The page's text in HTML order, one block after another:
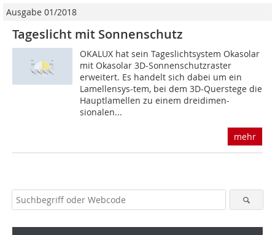
Ausgabe 01/2018
Tageslicht mit Sonnenschutz
OKALUX hat sein Tageslichtsystem Okasolar
mit Okasolar 3D-Sonnenschutzraster
erweitert. Es handelt sich dabei um ein
Lamellensys-tem, bei dem 3D-Querstege die
Hauptlamellen zu einem dreidimen-
sionalen...
mehr